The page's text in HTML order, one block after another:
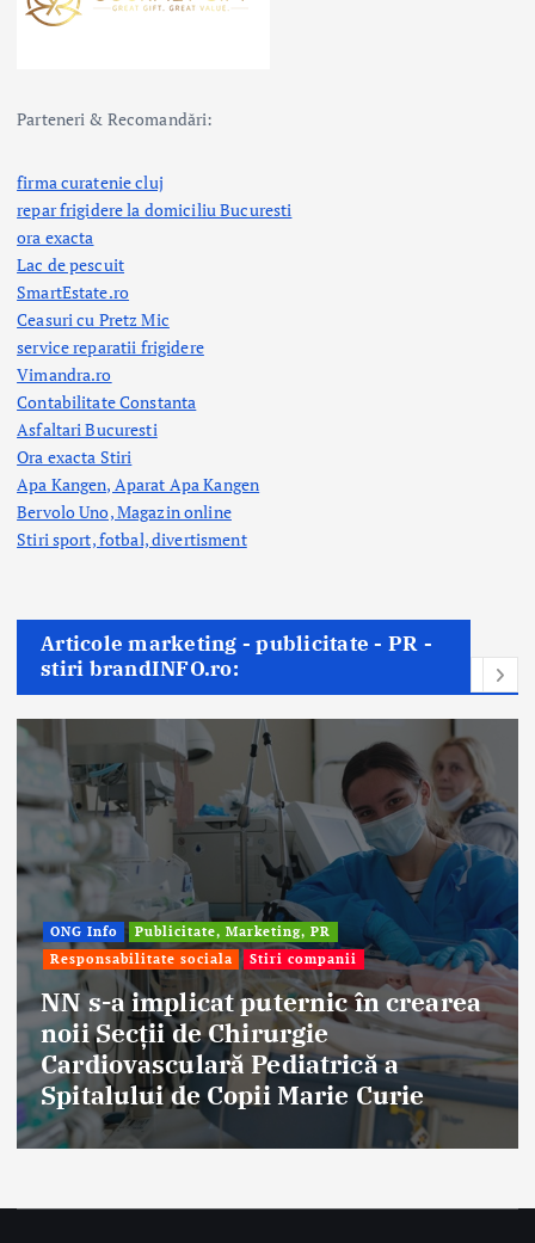
Parteneri & Recomandări:
firma curatenie cluj
repar frigidere la domiciliu Bucuresti
ora exacta
Lac de pescuit
SmartEstate.ro
Ceasuri cu Pretz Mic
service reparatii frigidere
Vimandra.ro
Contabilitate Constanta
Asfaltari Bucuresti
Ora exacta Stiri
Apa Kangen, Aparat Apa Kangen
Bervolo Uno, Magazin online
Stiri sport, fotbal,divertisment
Articole marketing - publicitate - PR -
stiri brandINFO.ro:
ONG Info
Publicitate, Marketing, PR
Responsabilitate sociala
Stiri companii
NN s-a implicat puternic în crearea
noii Secții de Chirurgie
Cardiovasculară Pediatrică a
Spitalului de Copii Marie Curie